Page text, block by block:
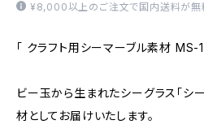
¥8,000以上のご注文で国内送料が無
「 クラフト用シーマーブル素材 MS-
ビー玉から生まれたシーグラス「シ
材としてお届けいたします。